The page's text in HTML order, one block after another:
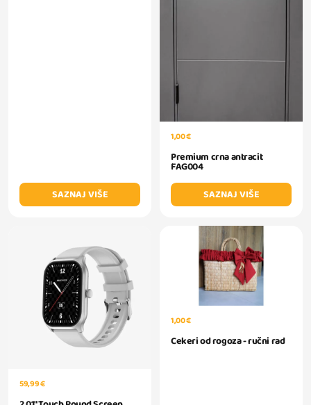
SAZNAJ VIŠE
1,00 €
Premium crna antracit
FAG004
SAZNAJ VIŠE
59,99 €
1,00 €
Cekeri od rogoza - ručni rad